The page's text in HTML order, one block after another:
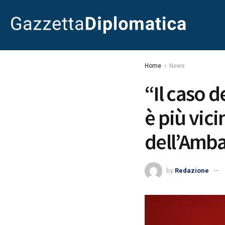
Home News
“Il caso
è più
by Redazione